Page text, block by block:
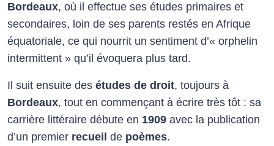
Bordeaux, où il effectue ses études primaires et
secondaires, loin de ses parents restés en Afrique
équatoriale, ce qui nourrit un sentiment d’« orphelin
intermittent » qu’il évoquera plus tard.​
Il suit ensuite des études de droit, toujours à
Bordeaux, tout en commençant à écrire très tôt : sa
carrière littéraire débute en 1909 avec la publication
d’un premier recueil de poèmes.